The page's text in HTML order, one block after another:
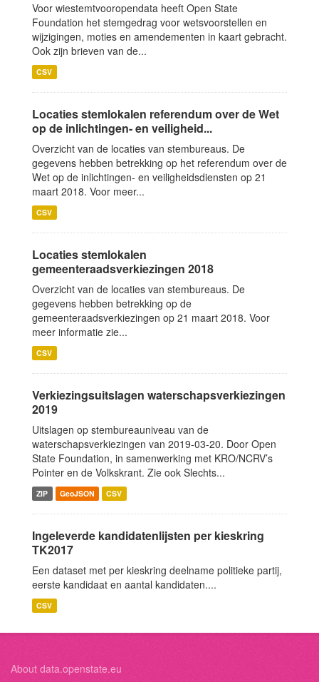
Voor wiestemtvooropendata heeft Open State
Foundation het stemgedrag voor wetsvoorstellen en
wijzigingen, moties en amendementen in kaart gebracht.
Ook zijn brieven van de...
CSV
Locaties stemlokalen referendum over de Wet
op de inlichtingen- en veiligheid...
Overzicht van de locaties van stembureaus. De
gegevens hebben betrekking op het referendum over de
Wet op de inlichtingen- en veiligheidsdiensten op 21
maart 2018. Voor meer...
CSV
Locaties stemlokalen
gemeenteraadsverkiezingen 2018
Overzicht van de locaties van stembureaus. De
gegevens hebben betrekking op de
gemeenteraadsverkiezingen op 21 maart 2018. Voor
meer informatie zie...
CSV
Verkiezingsuitslagen waterschapsverkiezingen
2019
Uitslagen op stembureauniveau van de
waterschapsverkiezingen van 2019-03-20. Door Open
State Foundation, in samenwerking met KRO/NCRV’s
Pointer en de Volkskrant. Zie ook Slechts...
ZIP GeoJSON CSV
Ingeleverde kandidatenlijsten per kieskring
TK2017
Een dataset met per kieskring deelname politieke partij,
eerste kandidaat en aantal kandidaten....
CSV
About data.openstate.eu